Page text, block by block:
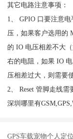
其它电路注意事项：
1、 GPIO 口要注意
压，如果客户选用的
的 IO 电压相差不大
右的电阻，如果 IO 电
压相差过大，则需要
2、 Reset 管脚走线
深圳哪里有
GPS车载宠物个人定